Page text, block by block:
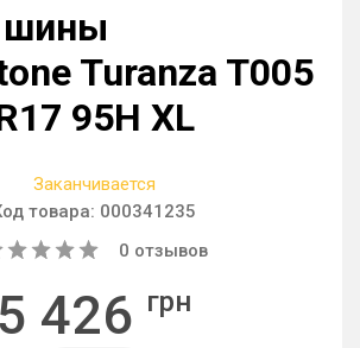
шины
Turanza T005
95H XL
Заканчивается
товара: 000341235
0 отзывов
5 426 грн